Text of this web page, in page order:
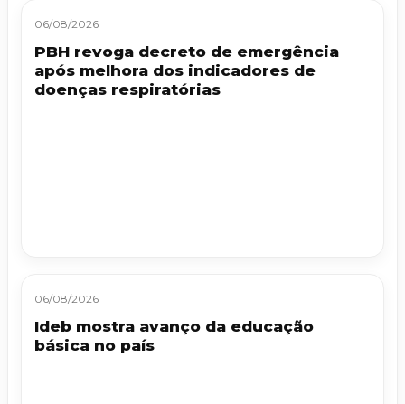
06/08/2026
PBH revoga decreto de emergência
após melhora dos indicadores de
doenças respiratórias
06/08/2026
Ideb mostra avanço da educação
básica no país